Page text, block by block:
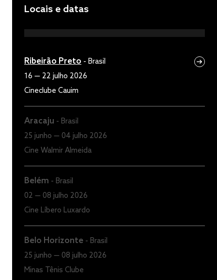
Locais e datas
Ribeirão Preto - Brasil
16 — 22 julho 2026
Cineclube Cauim
Aracaju - Brasil
25 junho — 04 julho 2026
Cine Walmir Almeida
Belém - Brasil
02 — 08 julho 2026
Cine Líbero Luxardo
Belo Horizonte - Brasil
25 junho — 08 julho 2026
Minas Tênis Clube